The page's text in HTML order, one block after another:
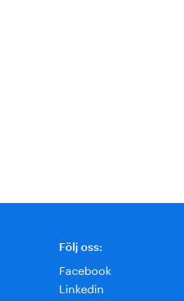
Följ oss:
Facebook
Linkedin